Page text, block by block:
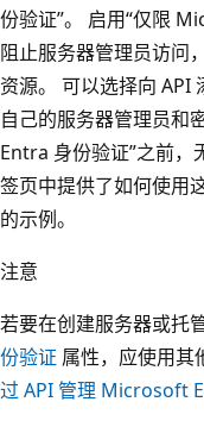
份验证”。 启用“仅限
阻止服务器管理员访问
资源。 可以选择向 API
自己的服务器管理员和
Entra 身份验证”之前，
签页中提供了如何使用
的示例。
注意
若要在创建服务器或托
份验证 属性，应使用其
过 API 管理 Microsoft